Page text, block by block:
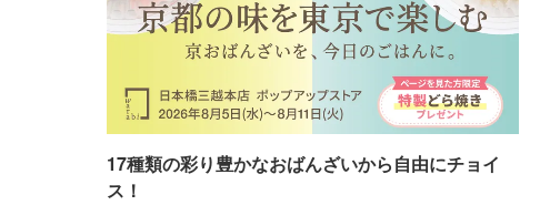
17種類の彩り豊かなおばんざいから自由にチョイ
ス！